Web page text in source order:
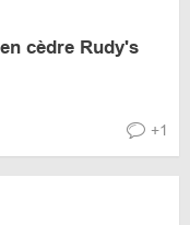
cèdre Rudy's
+1